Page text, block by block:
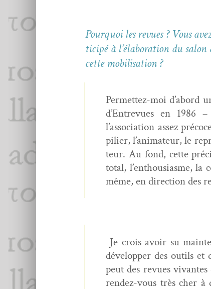
Pourquoi les revues ? Vous
ticipé à l’élaboration du
cette mobilisation ?
Per­me­t­tez-moi d’abord
d’Entrevues en 1986
l’association assez
pili­er, l’animateur, le
teur. Au fond, cette
total, l’enthousiasme, la
même, en direc­tion des
Je crois avoir su
dévelop­per des out­ils
peut des revues
ren­dez-vous très cher à